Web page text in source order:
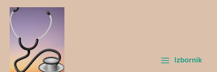
Skip
content
Izbornik